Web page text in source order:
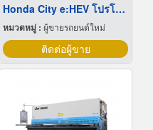
Honda City e:HEV โปรโมชั่น
หมวดหมู่ : ผู้ขายรถยนต์ใหม่
ติดต่อผู้ขาย